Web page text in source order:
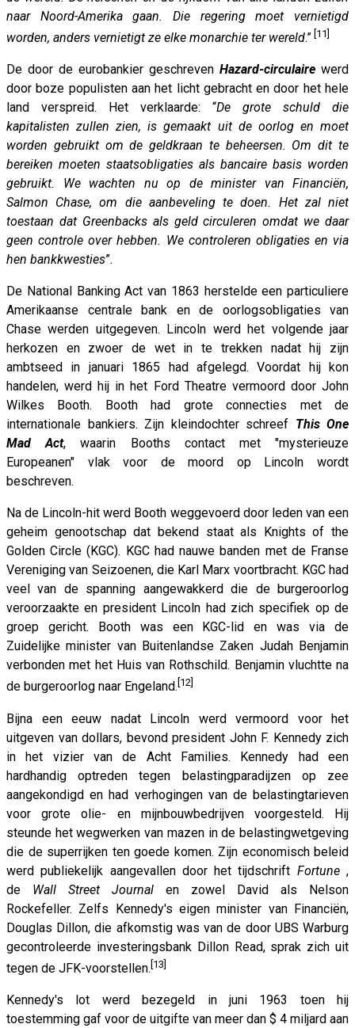
naar Noord-Amerika gaan. Die regering moet vernietigd
worden, anders vernietigt ze elke monarchie ter wereld.” [11]
De door de eurobankier geschreven Hazard-circulaire werd
door boze populisten aan het licht gebracht en door het hele
land verspreid. Het verklaarde: “De grote schuld die
kapitalisten zullen zien, is gemaakt uit de oorlog en moet
worden gebruikt om de geldkraan te beheersen. Om dit te
bereiken moeten staatsobligaties als bancaire basis worden
gebruikt. We wachten nu op de minister van Financiën,
Salmon Chase, om die aanbeveling te doen. Het zal niet
toestaan ​​dat Greenbacks als geld circuleren omdat we daar
geen controle over hebben. We controleren obligaties en via
hen bankkwesties”.
De National Banking Act van 1863 herstelde een particuliere
Amerikaanse centrale bank en de oorlogsobligaties van
Chase werden uitgegeven. Lincoln werd het volgende jaar
herkozen en zwoer de wet in te trekken nadat hij zijn
ambtseed in januari 1865 had afgelegd. Voordat hij kon
handelen, werd hij in het Ford Theatre vermoord door John
Wilkes Booth. Booth had grote connecties met de
internationale bankiers. Zijn kleindochter schreef This One
Mad Act, waarin Booths contact met "mysterieuze
Europeanen" vlak voor de moord op Lincoln wordt
beschreven.
Na de Lincoln-hit werd Booth weggevoerd door leden van een
geheim genootschap dat bekend staat als Knights of the
Golden Circle (KGC). KGC had nauwe banden met de Franse
Vereniging van Seizoenen, die Karl Marx voortbracht. KGC had
veel van de spanning aangewakkerd die de burgeroorlog
veroorzaakte en president Lincoln had zich specifiek op de
groep gericht. Booth was een KGC-lid en was via de
Zuidelijke minister van Buitenlandse Zaken Judah Benjamin
verbonden met het Huis van Rothschild. Benjamin vluchtte na
de burgeroorlog naar Engeland. [12]
Bijna een eeuw nadat Lincoln werd vermoord voor het
uitgeven van dollars, bevond president John F. Kennedy zich
in het vizier van de Acht Families. Kennedy had een
hardhandig optreden tegen belastingparadijzen op zee
aangekondigd en had verhogingen van de belastingtarieven
voor grote olie- en mijnbouwbedrijven voorgesteld. Hij
steunde het wegwerken van mazen in de belastingwetgeving
die de superrijken ten goede komen. Zijn economisch beleid
werd publiekelijk aangevallen door het tijdschrift Fortune,
de Wall Street Journal en zowel David als Nelson
Rockefeller. Zelfs Kennedy's eigen minister van Financiën,
Douglas Dillon, die afkomstig was van de door UBS Warburg
gecontroleerde investeringsbank Dillon Read, sprak zich uit
tegen de JFK-voorstellen. [13]
Kennedy's lot werd bezegeld in juni 1963 toen hij
toestemming gaf voor de uitgifte van meer dan $ 4 miljard aan